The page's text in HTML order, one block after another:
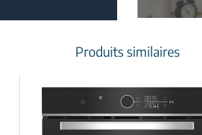
Produits similaires